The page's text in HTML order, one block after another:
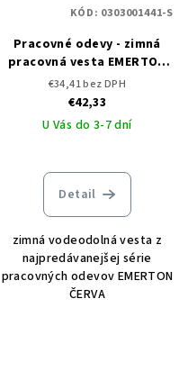
Pracovné odevy - zimná
pracovná vesta EMERTON
ČERVA
€34,41 bez DPH
€42,33
U Vás do 3-7 dní
Detail
zimná vodeodolná vesta z
najpredávanejšej série
pracovných odevov EMERTON
ČERVA
KÓD: 0303001441-S